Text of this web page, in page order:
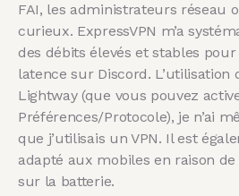
FAI, les administrateurs réseau
curieux. ExpressVPN m’a
des débits élevés et stables
latence sur Discord. L’utilisation
Lightway (que vous pouvez
Préférences/Protocole), je n’ai
que j’utilisais un VPN. Il est
adapté aux mobiles en raison
sur la batterie.